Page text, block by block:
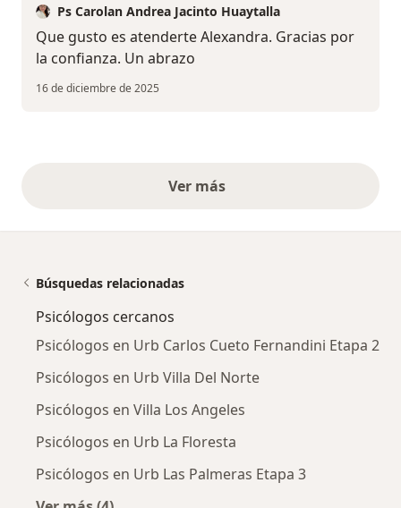
Ps Carolan Andrea Jacinto Huaytalla
Que gusto es atenderte Alexandra. Gracias por
la confianza. Un abrazo
16 de diciembre de 2025
Ver másopiniones anteriores
Búsquedas relacionadas
Psicólogos cercanos
Psicólogos en Urb Carlos Cueto Fernandini Etapa 2
Psicólogos en Urb Villa Del Norte
Psicólogos en Villa Los Angeles
Psicólogos en Urb La Floresta
Psicólogos en Urb Las Palmeras Etapa 3